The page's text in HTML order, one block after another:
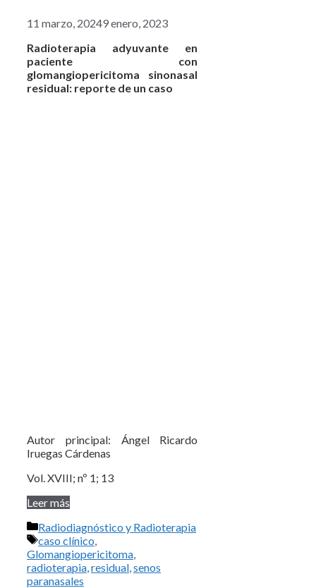
11 marzo, 20249 enero, 2023
Radioterapia adyuvante en
paciente con
glomangiopericitoma sinonasal
residual: reporte de un caso
Autor principal: Ángel Ricardo
Iruegas Cárdenas
Vol. XVIII; nº 1; 13
Leer más
Categorías
Radiodiagnóstico y Radioterapia
Etiquetas
caso clínico,
Glomangiopericitoma,
radioterapia,residual,senos
paranasales